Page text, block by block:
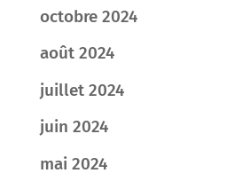
octobre 2024
août 2024
juillet 2024
juin 2024
mai 2024